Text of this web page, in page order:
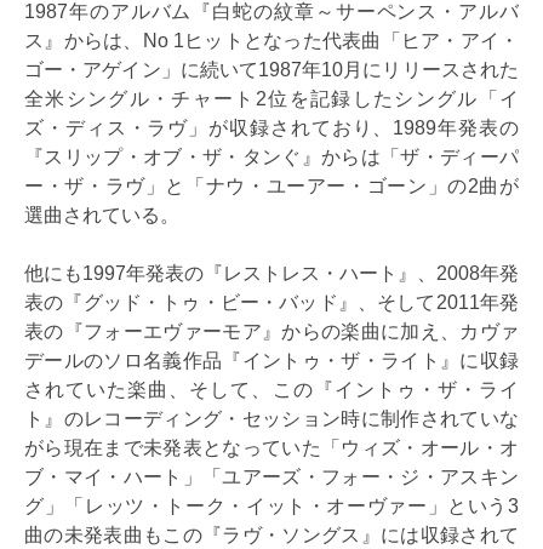
1987年のアルバム『白蛇の紋章～サーペンス・アルバ
ス』からは、No 1ヒットとなった代表曲「ヒア・アイ・
ゴー・アゲイン」に続いて1987年10月にリリースされた
全米シングル・チャート2位を記録したシングル「イ
ズ・ディス・ラヴ」が収録されており、1989年発表の
『スリップ・オブ・ザ・タンぐ』からは「ザ・ディーパ
ー・ザ・ラヴ」と「ナウ・ユーアー・ゴーン」の2曲が
選曲されている。
他にも1997年発表の『レストレス・ハート』、2008年発
表の『グッド・トゥ・ビー・バッド』、そして2011年発
表の『フォーエヴァーモア』からの楽曲に加え、カヴァ
デールのソロ名義作品『イントゥ・ザ・ライト』に収録
されていた楽曲、そして、この『イントゥ・ザ・ライ
ト』のレコーディング・セッション時に制作されていな
がら現在まで未発表となっていた「ウィズ・オール・オ
ブ・マイ・ハート」「ユアーズ・フォー・ジ・アスキン
グ」「レッツ・トーク・イット・オーヴァー」という3
曲の未発表曲もこの『ラヴ・ソングス』には収録されて